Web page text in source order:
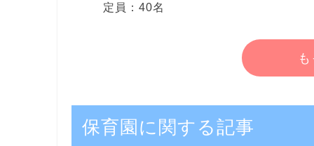
定員：40名
保育園に関する記事